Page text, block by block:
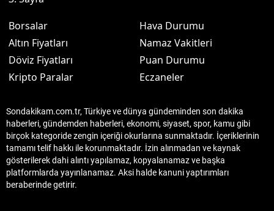
Borsalar
Altın Fiyatları
Döviz Fiyatları
Kripto Paralar
Hava Durumu
Namaz Vakitleri
Puan Durumu
Eczaneler
Sondakikam.com.tr, Türkiye ve dünya gündeminden son dakika
haberleri, gündemden haberleri, ekonomi, siyaset, spor, kamu gibi
birçok kategoride zengin içeriği okurlarına sunmaktadır. İçeriklerinin
tamamı telif hakkı ile korunmaktadır. İzin alınmadan ve kaynak
gösterilerek dahi alıntı yapılamaz, kopyalanamaz ve başka
platformlarda yayınlanamaz. Aksi halde kanuni yaptırımları
beraberinde getirir.